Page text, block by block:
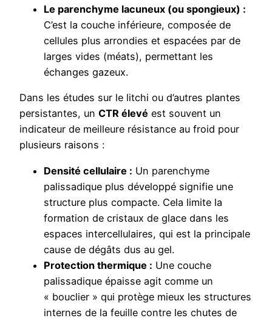
Le parenchyme lacuneux (ou spongieux) :
C’est la couche inférieure, composée de
cellules plus arrondies et espacées par de
larges vides (méats), permettant les
échanges gazeux.
Dans les études sur le litchi ou d’autres plantes
persistantes, un CTR élevé est souvent un
indicateur de meilleure résistance au froid pour
plusieurs raisons :
Densité cellulaire : Un parenchyme
palissadique plus développé signifie une
structure plus compacte. Cela limite la
formation de cristaux de glace dans les
espaces intercellulaires, qui est la principale
cause de dégâts dus au gel.
Protection thermique : Une couche
palissadique épaisse agit comme un
« bouclier » qui protège mieux les structures
internes de la feuille contre les chutes de